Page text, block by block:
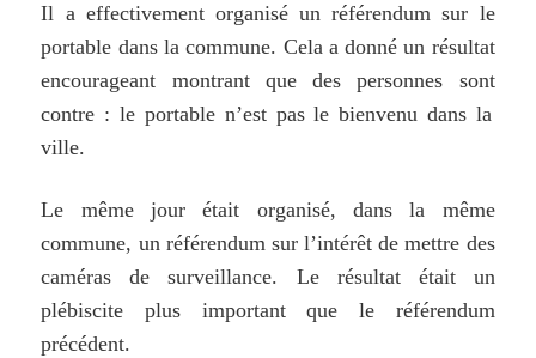
Il a effectivement organisé un référendum sur le
portable dans la commune. Cela a donné un résultat
encourageant montrant que des personnes sont
contre : le portable n’est pas le bienvenu dans la
ville.
Le même jour était organisé, dans la même
commune, un référendum sur l’intérêt de mettre des
caméras de surveillance. Le résultat était un
plébiscite plus important que le référendum
précédent.